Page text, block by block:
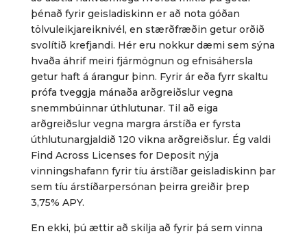
þénað fyrir geisladiskinn er að nota góðan
tölvuleikjareiknivél, en stærðfræðin getur orðið
svolítið krefjandi. Hér eru nokkur dæmi sem sýna
hvaða áhrif meiri fjármögnun og efnisáhersla
getur haft á árangur þinn. Fyrir ár eða fyrr skaltu
prófa tveggja mánaða arðgreiðslur vegna
snemmbúinnar úthlutunar. Til að eiga
arðgreiðslur vegna margra árstíða er fyrsta
úthlutunargjaldið 120 vikna arðgreiðslur. Ég valdi
Find Across Licenses for Deposit nýja
vinningshafann fyrir tíu árstíðar geisladiskinn þar
sem tíu árstíðarpersónan þeirra greiðir þrep
3,75% APY.
En ekki, þú ættir að skilja að fyrir þá sem vinna